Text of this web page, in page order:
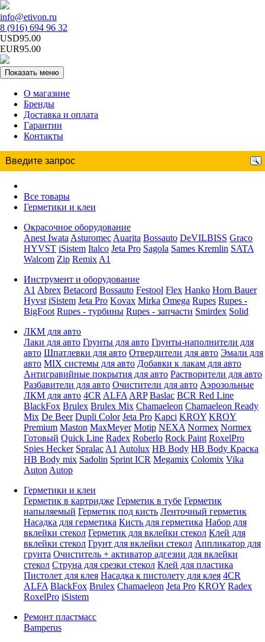
info@etivon.ru
8 (916) 694 96 32
USD95.00
EUR95.00
Показать меню
О магазине
Бренды
Доставка и оплата
Гарантии
Контакты
Все товары
Герметики и клеи
Окрасочное оборудование
Anest Iwata Asturomec Auarita Bossauto DeVILBISS Graco
HYVST iSistem Italco Jeta Pro Sagola Sames Kremlin SATA
Walcom Zip Remix A1
Инструмент и оборудование
A1 Abrex Betacord Bossauto Festool Flex Hanko Horn Bauer
Hyvst iSistem Jeta Pro Kovax Mirka Omega Rupes Rupes -
BigFoot Rupes - турбины Rupes - запчасти Smirdex Solid
ЛКМ для авто
Лаки для авто Грунты для авто Грунты-наполнители для
авто Шпатлевки для авто Отвердители для авто Эмали для
авто MIX системы для авто Добавки к лакам для авто
Антигравийные покрытия для авто Растворители для авто
Разбавители для авто Очистители для авто Аэрозольные
ЛКМ для авто 4CR ALFA ARP Baslac BCR Red Line
BlackFox Brulex Brulex Mix Chamaeleon Chamaeleon Ready
Mix De Beer Dupli Color Jeta Pro Kapci KROY KROY
Premium Maston MaxMeyer Motip NEXA Normex Normex
Готовый Quick Line Radex Roberlo Rock Paint RoxelPro
Spies Hecker Spralac A1 Autolux HB Body HB Body Краска
HB Body mix Sadolin Sprint ICR Megamix Colomix Vika
Auton Autop
Герметики и клеи
Герметик в картридже Герметик в тубе Герметик
напыляемый Герметик под кисть Ленточный герметик
Насадка для герметика Кисть для герметика Набор для
вклейки стекол Герметик для вклейки стекол Клей для
вклейки стекол Грунт для вклейки стекол Аппликатор для
грунта Очиститель + активатор адгезии для вклейки
стекол Струна для срезки стекол Клей для пластика
Пистолет для клея Насадка к пистолету для клея 4CR
ALFA BlackFox Brulex Chamaeleon Jeta Pro KROY Radex
RoxelPro iSistem
Ремонт пластмасс
Bamperus